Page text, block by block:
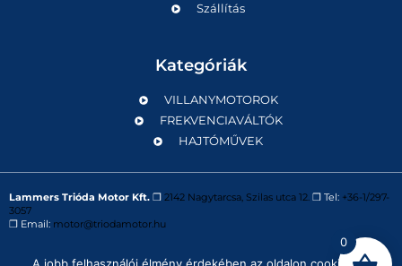
Szállítás
Kategóriák
VILLANYMOTOROK
FREKVENCIAVÁLTÓK
HAJTÓMŰVEK
Lammers Trióda Motor Kft. ❒ 2142 Nagytarcsa, Szilas utca 12. ❒ Tel: +36-1/297-
3057
❒ Email: motor@triodamotor.hu
0